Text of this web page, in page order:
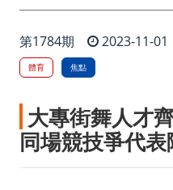
第1784期 2023-11-01
體育 焦點
大專街舞人才
同場競技爭代